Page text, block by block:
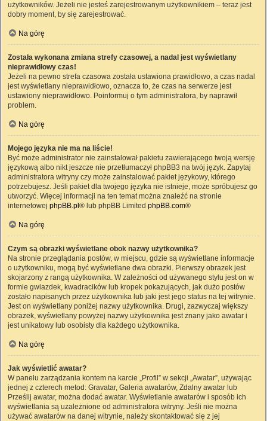
użytkowników. Jeżeli nie jesteś zarejestrowanym użytkownikiem – teraz jest
dobry moment, by się zarejestrować.
Na górę
Została wykonana zmiana strefy czasowej, a nadal jest wyświetlany
nieprawidłowy czas!
Jeżeli na pewno strefa czasowa została ustawiona prawidłowo, a czas nadal
jest wyświetlany nieprawidłowo, oznacza to, że czas na serwerze jest
ustawiony nieprawidłowo. Poinformuj o tym administratora, by naprawił
problem.
Na górę
Mojego języka nie ma na liście!
Być może administrator nie zainstalował pakietu zawierającego twoją wersję
językową albo nikt jeszcze nie przetłumaczył phpBB3 na twój język. Zapytaj
administratora witryny czy może zainstalować pakiet językowy, którego
potrzebujesz. Jeśli pakiet dla twojego języka nie istnieje, może spróbujesz go
utworzyć. Więcej informacji na ten temat można znaleźć na stronie
internetowej phpBB.pl ® lub phpBB Limited phpBB.com®
Na górę
Czym są obrazki wyświetlane obok nazwy użytkownika?
Na stronie przeglądania postów, w miejscu, gdzie są wyświetlane informacje
o użytkowniku, mogą być wyświetlane dwa obrazki. Pierwszy obrazek jest
skojarzony z rangą użytkownika. W zależności od używanego stylu jest on w
formie gwiazdek, kwadracików lub kropek pokazujących, jak dużo postów
zostało napisanych przez użytkownika lub jaki jest jego status na tej witrynie.
Jest on wyświetlany poniżej nazwy użytkownika. Drugi, zazwyczaj większy
obrazek, wyświetlany powyżej nazwy użytkownika jest znany jako awatar i
jest unikatowy lub osobisty dla każdego użytkownika.
Na górę
Jak wyświetlić awatar?
W panelu zarządzania kontem na karcie „Profil” w sekcji „Awatar”, używając
jednej z czterech metod: Gravatar, Galeria awatarów, Zdalny awatar lub
Prześlij awatar, można dodać awatar. Wyświetlanie awatarów i sposób ich
wyświetlania są uzależnione od administratora witryny. Jeśli nie można
używać awatarów na danej witrynie, należy skontaktować się z jej